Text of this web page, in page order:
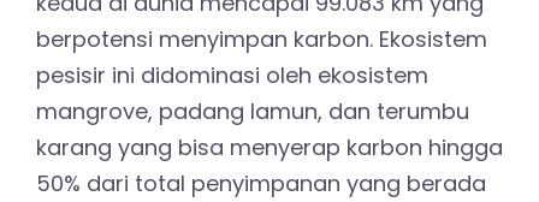
berpotensi menyimpan karbon. Ekosistem
pesisir ini didominasi oleh ekosistem
mangrove, padang lamun, dan terumbu
karang yang bisa menyerap karbon hingga
50% dari total penyimpanan yang berada